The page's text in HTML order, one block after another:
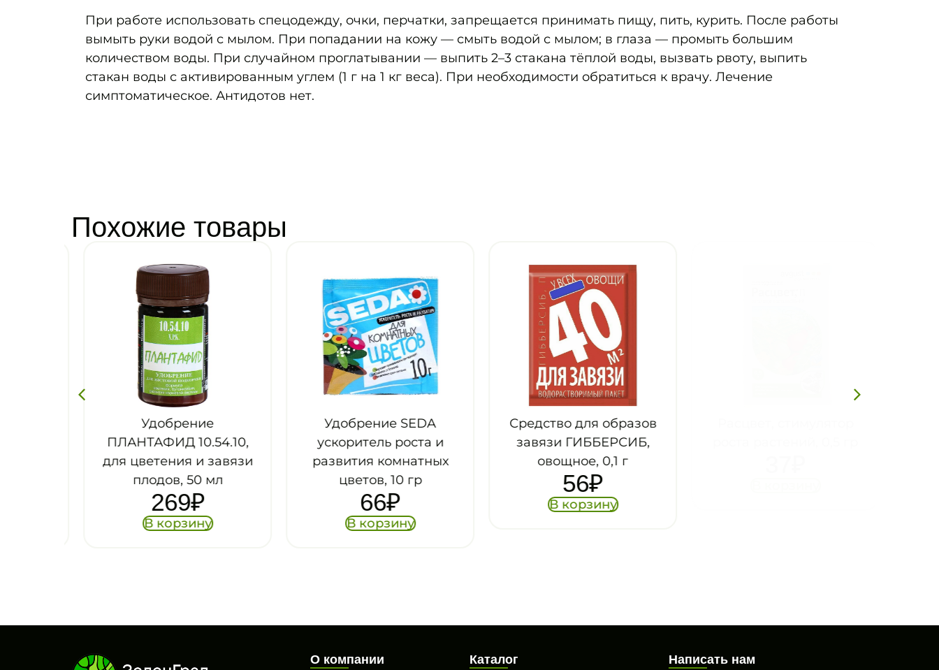
При работе использовать спецодежду, очки, перчатки, запрещается принимать пищу, пить, курить. После работы
вымыть руки водой с мылом. При попадании на кожу — смыть водой с мылом; в глаза — промыть большим
количеством воды. При случайном проглатывании — выпить 2–3 стакана тёплой воды, вызвать рвоту, выпить
стакан воды с активированным углем (1 г на 1 кг веса). При необходимости обратиться к врачу. Лечение
симптоматическое. Антидотов нет.
Похожие товары
Удобрение
ПЛАНТАФИД 10.54.10,
для цветения и завязи
плодов, 50 мл
269₽
В корзину
Удобрение SEDA
ускоритель роста и
развития комнатных
цветов, 10 гр
66₽
В корзину
Средство для образов
завязи ГИББЕРСИБ,
овощное, 0,1 г
56₽
В корзину
О компании Каталог Написать нам